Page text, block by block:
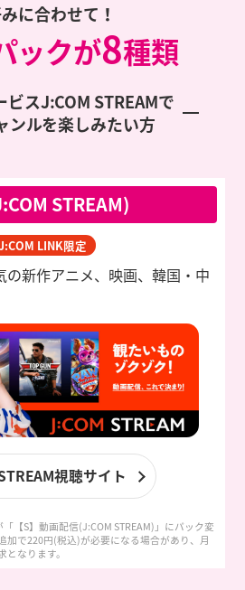
に合わせて！
ックが8種類
スJ:COM STREAMで
ンルを楽しみたい方
STREAM)
LINK限定
の新作アニメ、映画、韓国・中
視聴サイト
【S】動画配信(J:COM STREAM)」にパック変
加で220円(税込)が必要になる場合があり、月
なります。